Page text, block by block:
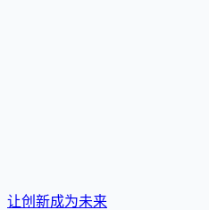
让创新成为未来